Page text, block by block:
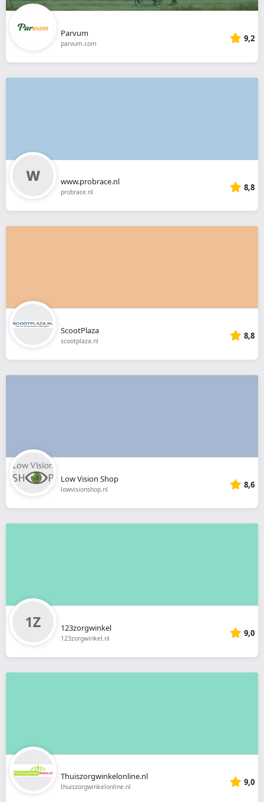
Parvum
parvum.com 9,2
www.probrace.nl
probrace.nl 8,8
ScootPlaza
scootplaza.nl 8,8
Low Vision Shop
lowvisionshop.nl 8,6
123zorgwinkel
123zorgwinkel.nl 9,0
Thuiszorgwinkelonline.nl
thuiszorgwinkelonline.nl 9,0